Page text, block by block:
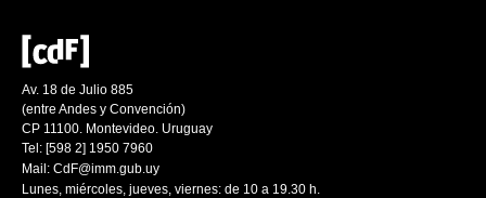
Av. 18 de Julio 885
(entre Andes y Convención)
CP 11100. Montevideo. Uruguay
Tel: [598 2] 1950 7960
Mail: CdF@imm.gub.uy
Lunes, miércoles, jueves, viernes: de 10 a 19.30 h.